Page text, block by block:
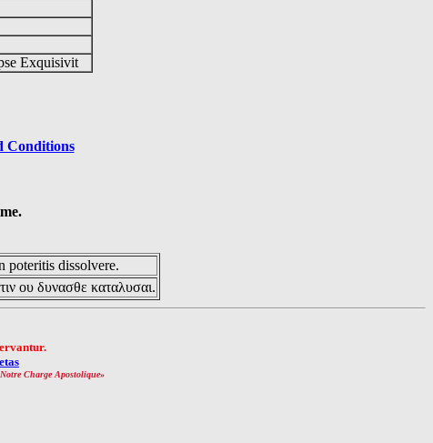
Exquisivit
Conditions
poteritis dissolvere.
ου δυνασθε καταλυσαι.
Notre Charge Apostolique»